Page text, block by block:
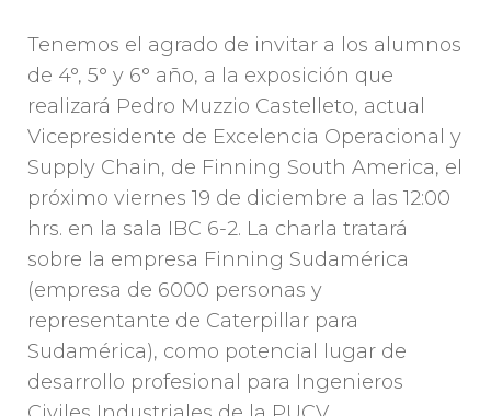
Tenemos el agrado de invitar a los alumnos
de 4°, 5° y 6° año, a la exposición que
realizará Pedro Muzzio Castelleto, actual
Vicepresidente de Excelencia Operacional y
Supply Chain, de Finning South America, el
próximo viernes 19 de diciembre a las 12:00
hrs. en la sala IBC 6-2. La charla tratará
sobre la empresa Finning Sudamérica
(empresa de 6000 personas y
representante de Caterpillar para
Sudamérica), como potencial lugar de
desarrollo profesional para Ingenieros